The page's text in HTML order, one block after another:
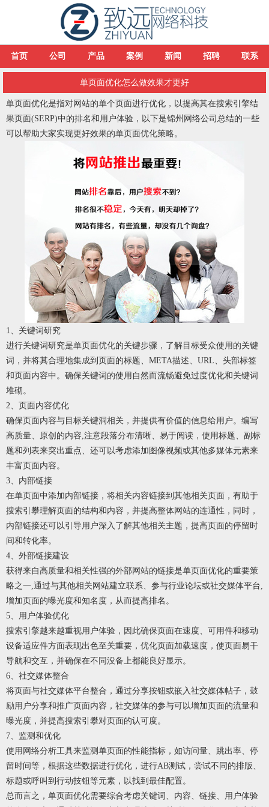
首页 公司 产品 案例 新闻 招聘 联系
单页面优化怎么做效果才更好
单页面优化是指对网站的单个页面进行优化，以提高其在搜索引擎结
果页面(SERP)中的排名和用户体验，以下是锦州网络公司总结的一些
可以帮助大家实现更好效果的单页面优化策略。
1、关键词研究
进行关键词研究是单页面优化的关键步骤，了解目标受众使用的关键
词，并将其合理地集成到页面的标题、META描述、URL、头部标签
和页面内容中。确保关键词的使用自然而流畅避免过度优化和关键词
堆砌。
2、页面内容优化
确保页面内容与目标关键洞相关，并提供有价值的信息给用户。编写
高质量、原创的内容,注意段落分布清晰、易于阅读，使用标题、副标
题和列表来突出重点、还可以考虑添加图像视频或其他多媒体元素来
丰富页面内容。
3、内部链接
在单页面中添加内部链接，将相关内容链接到其他相关页面，有助于
搜索引攀理解页面的结构和内容，并提高整体网站的连通性，同时，
内部链接还可以引导用户深入了解其他相关主题，提高页面的停留时
间和转化率。
4、外部链接建设
获得来自高质量和相关性强的外部网站的链接是单页面优化的重要策
略之一,通过与其他相关网站建立联系、参与行业论坛或社交媒体平台,
增加页面的曝光度和知名度，从而提高排名。
5、用户体验优化
搜索引擎越来越重视用户体验，因此确保页面在速度、可用件和移动
设备适应件方面表现出色至关重要，优化页面加载速度，使页面易干
导航和交互，并确保在不同没备上都能良好显示。
6、社交媒体整合
将页面与社交媒体平台整合，通过分享按钮或嵌入社交媒体帖子，鼓
励用户分享和推广页面内容，社交媒体的参与可以增加页面的流量和
曝光度，并提高搜索引攀对页面的认可度。
7、监测和优化
使用网络分析工具来监测单页面的性能指标，如访问量、跳出率、停
留时间等，根据这些数据进行优化，进行AB测试，尝试不同的排版、
标题或呼叫到行动技钮等元素，以找到最佳配置。
总而言之，单页面优化需要综合考虑关键词、内容、链接、用户体验